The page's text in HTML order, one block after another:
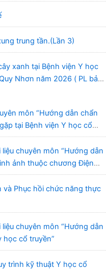
trung tần.(Lần 3)
xanh tại Bệnh viện Y học
Nhơn năm 2026 ( PL bản
theo)
môn “Hướng dẫn chẩn
tại Bệnh viện Y học cổ
Nhơn”
chuyên môn “Hướng dẫn
ảnh thuộc chương Điện
và Phục hồi chức năng thực
chuyên môn “Hướng dẫn
cổ truyền”
trình kỹ thuật Y học cổ